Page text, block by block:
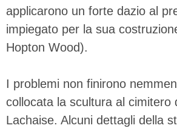
applicarono un forte dazio al
impiegato per la sua
Hopton Wood).
I problemi non finirono
collocata la scultura al cimitero
Lachaise. Alcuni dettagli della